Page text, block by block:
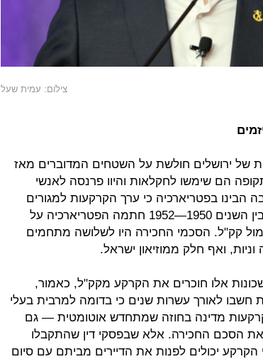
צילום: עמית שעל
של ירושלים חולשת על השטחים המדוברים מאז
באותה התקופה הם שימשו לחקלאות והיוו פרנסה לאנשי
בפטריארכיה כי ערך הקרקעות למגורים
מעפיל על ערכן לחקלאות. לכן, בין השנים 1950—1952 חתמה הפטריארכיה על
קק"ל. הסכמי החכירה היו לשלושה מתחמים
ואף חלק ממוזיאון ישראל.
אלו חוכרים את הקרקע מקק"ל, כאמור,
חשבו לאורך עשרות שנים כי בדומה למרבית בעלי
מדינה בחוזה שמתחדש אוטומטית — גם
הסכם החכירה. אלא שבפסקי דין שהתקבלו
יכולים לפנות את הדיירים מביתם עם סיום